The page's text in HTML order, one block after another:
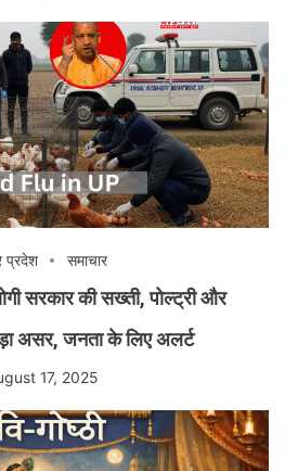
प्रदेश समाचार
सरकार की सख्ती, पोल्ट्री और
असर, जनता के लिए अलर्ट
17, 2025